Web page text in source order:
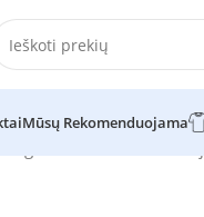
Mūsų Rekomenduojama